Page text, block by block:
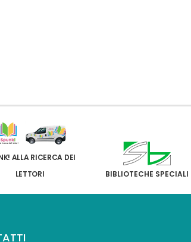
ALLA RICERCA DEI
LETTORI
BIBLIOTECHE SPECIALI